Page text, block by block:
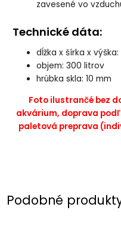
zavesené vo
Technické dáta:
dĺžka x šírka x
objem: 300 litrov
hrúbka skla: 10 mm
Foto ilustrančé bez
akvárium, doprava
paletová preprava
Podobné